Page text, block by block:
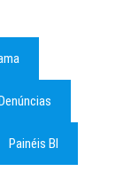
Painéis BI